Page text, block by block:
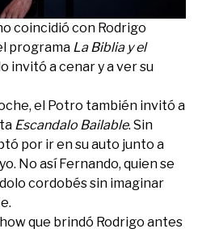
coincidió con Rodrigo
programa La Biblia y el
invitó a cenar y a ver su
el Potro también invitó a
Escandalo Bailable. Sin
por ir en su auto junto a
No así Fernando, quien se
cordobés sin imaginar
que brindó Rodrigo antes